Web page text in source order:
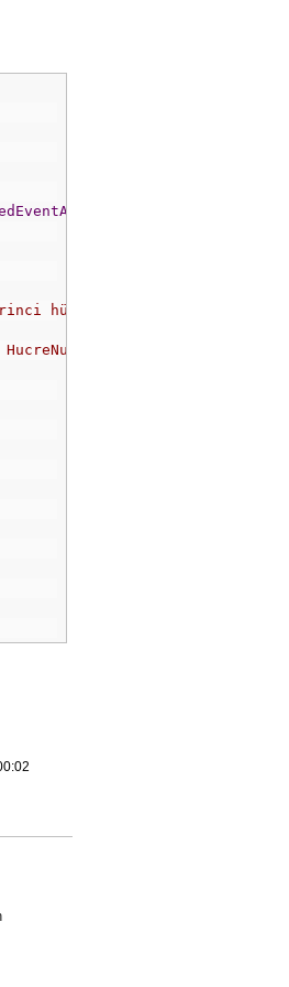
align="left">
hücre atlanıyor.)
dizisinin